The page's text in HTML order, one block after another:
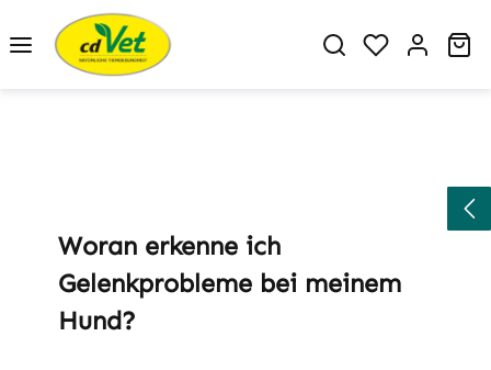
Zum Hauptinhalt springen
Du hast 0
Woran erkenne ich
Gelenkprobleme bei meinem
Hund?